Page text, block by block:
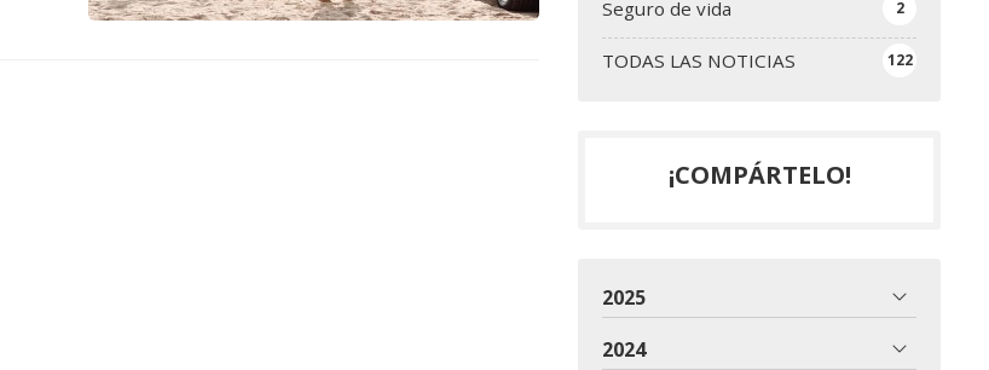
TODAS LAS NOTICIAS 122
Seguro de vida 2
¡COMPÁRTELO!
2025
2024